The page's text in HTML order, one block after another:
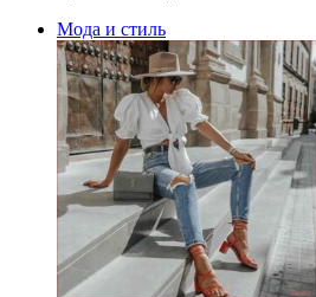
Мода и стиль